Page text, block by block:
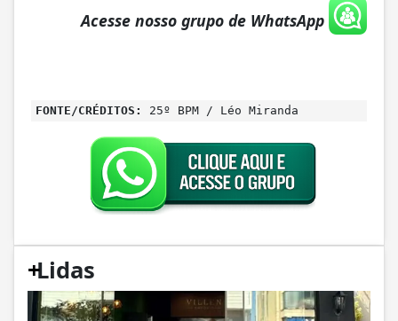
Acesse nosso grupo de WhatsApp
FONTE/CRÉDITOS: 25º BPM / Léo Miranda
+
Lidas